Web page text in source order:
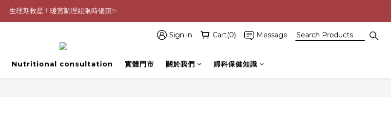
0805-0808指定商品滿$2000結帳88折💖
生理期救星！暖宮調理組限時優惠✨
Sign in Cart(0) Message
Nutritional consultation 實體門市 關於我們 婦科保健知識